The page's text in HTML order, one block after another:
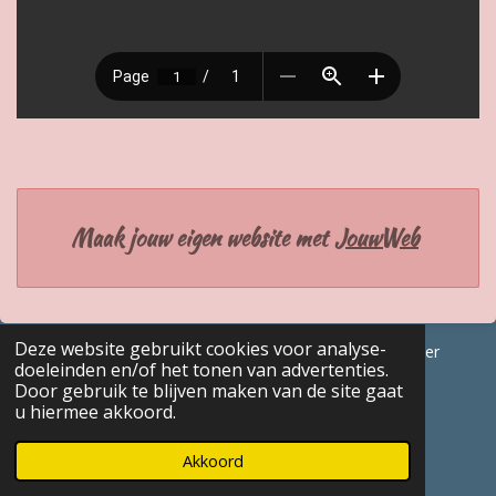
Deze website gebruikt cookies voor analyse-
doeleinden en/of het tonen van advertenties.
Door gebruik te blijven maken van de site gaat
u hiermee akkoord.
Akkoord
Maak jouw eigen website met JouwWeb
© 2017 - 2026 GENEALOGISCHE Bijdragen Marc Van Acker
Powered byJouwWeb